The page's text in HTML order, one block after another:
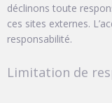
déclinons toute
ces sites externes.
responsabilité.
Limitation de